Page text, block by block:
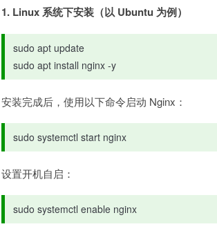
1. Linux 系统下安装（以 Ubuntu 为例）
sudo apt update
sudo apt install nginx -y
安装完成后，使用以下命令启动 Nginx：
sudo systemctl start nginx
设置开机自启：
sudo systemctl enable nginx